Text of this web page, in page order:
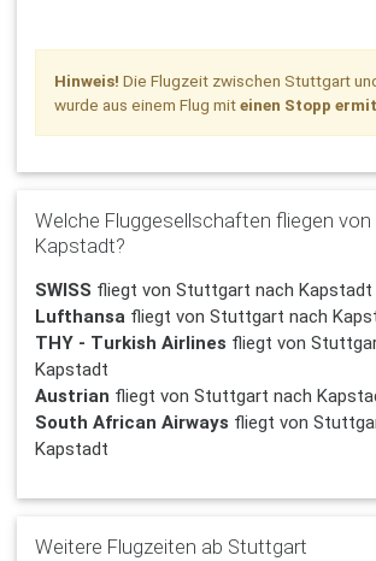
Hinweis! Die Flugzeit zwischen Stuttgart
wurde aus einem Flug miteinen Stopp
Welche Fluggesellschaften fliegen
Kapstadt?
SWISS fliegt von Stuttgart nach Kapstadt
Lufthansa fliegt von Stuttgart nach
THY - Turkish Airlines fliegt von
Kapstadt
Austrian fliegt von Stuttgart nach
South African Airways fliegt von
Kapstadt
Weitere Flugzeiten ab Stuttgart